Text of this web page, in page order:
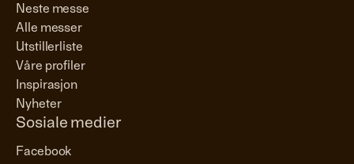
Neste messe
Alle messer
Utstillerliste
Våre profiler
Inspirasjon
Nyheter
Sosiale medier
Facebook